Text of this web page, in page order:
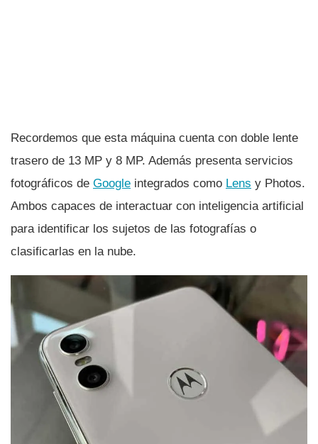
Recordemos que esta máquina cuenta con doble lente
trasero de 13 MP y 8 MP. Además presenta servicios
fotográficos de Google integrados como Lens y Photos.
Ambos capaces de interactuar con inteligencia artificial
para identificar los sujetos de las fotografí­as o
clasificarlas en la nube.